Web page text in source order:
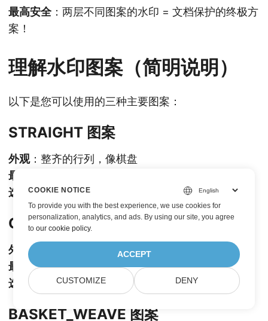
最高安全：两层不同图案的水印 = 文档保护的终极方
案！
理解水印图案（简明说明）
以下是您可以使用的三种主要图案：
STRAIGHT 图案
外观：整齐的行列，像棋盘
最佳场景
选择理由：外观干净、组织有序
OFFSET 图案
外观：类似砖墙——每行错位
最佳场景：照片和创意文档
选择理由
：覆盖更全面，难以移除
BASKET_WEAVE 图案
COOKIE NOTICE
To provide you with the best experience, we use cookies for
personalization, analytics, and ads. By using our site, you agree
toour cookie policy.
ACCEPT
CUSTOMIZE DENY